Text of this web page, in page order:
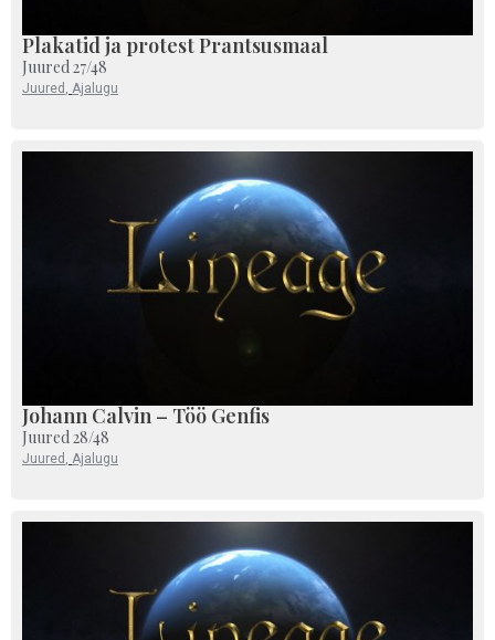
Plakatid ja protest Prantsusmaal
Juured 27/48
Juured , Ajalugu
Johann Calvin – Töö Genfis
Juured 28/48
Juured , Ajalugu